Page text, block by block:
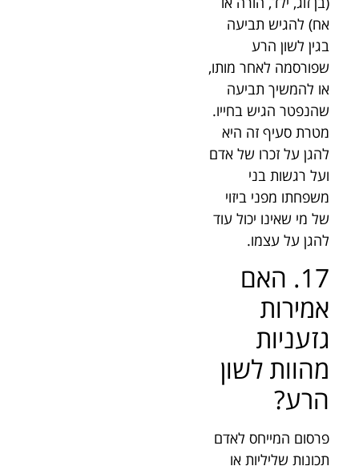
אח) להגיש תביעה
בגין לשון הרע
שפורסמה לאחר מותו,
או להמשיך תביעה
שהנפטר הגיש בחייו.
מטרת סעיף זה היא
להגן על זכרו של אדם
ועל רגשות בני
משפחתו מפני ביזוי
של מי שאינו יכול עוד
להגן על עצמו.
17. האם
אמירות
גזעניות
מהוות לשון
הרע?
פרסום המייחס לאדם
תכונות שליליות או